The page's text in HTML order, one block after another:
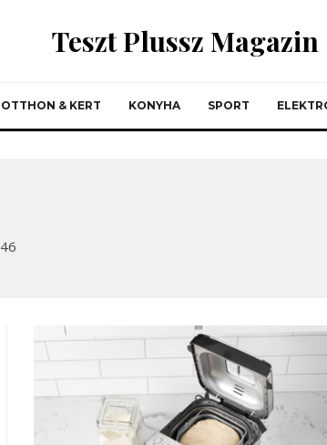
Teszt Plussz Magazin
OTTHON & KERT KONYHA SPORT
46